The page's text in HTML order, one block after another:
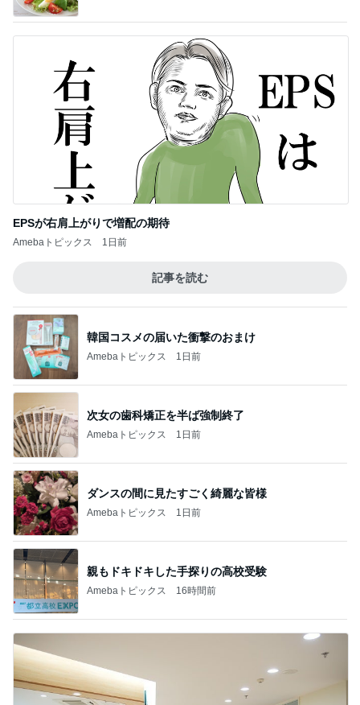
EPSが右肩上がりで増配の期待
Amebaトピックス 1日前
記事を読む
韓国コスメの届いた衝撃のおまけ
Amebaトピックス 1日前
次女の歯科矯正を半ば強制終了
Amebaトピックス 1日前
ダンスの間に見たすごく綺麗な皆様
Amebaトピックス 1日前
親もドキドキした手探りの高校受験
Amebaトピックス 16時間前